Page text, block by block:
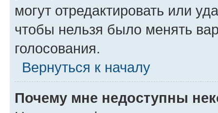
могут отредактировать или
чтобы нельзя было менять
голосования.
Вернуться к началу
Почему мне недоступны